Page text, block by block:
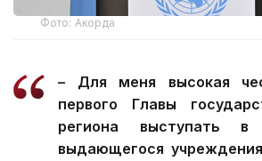
Фото: Акорда
– Для меня высокая
первого Главы
региона выступать в
выдающегося